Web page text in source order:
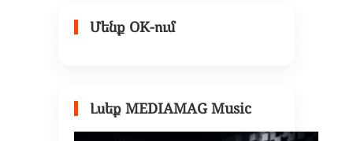
Մենք OK-ում
Լսեք MEDIAMAG Music